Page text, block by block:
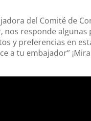
del Comité de
nos responde algunas
y preferencias en
a tu embajador”